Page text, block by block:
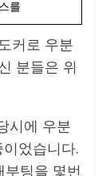
를
커로 우분
분들은 위
시에 우분
었습니다.
팅을 몇번